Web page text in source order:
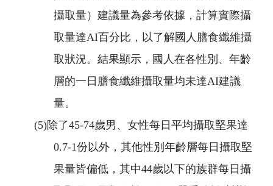
攝取量）建議量為參考依據，計算實際攝
取量達AI百分比，以了解國人膳食纖維攝
取狀況。結果顯示，國人在各性別、年齡
層的一日膳食纖維攝取量均未達AI建議
量。
(5)除了45-74歲男、女性每日平均攝取堅果達
0.7-1份以外，其他性別年齡層每日攝取堅
果量皆偏低，其中44歲以下的族群每日攝